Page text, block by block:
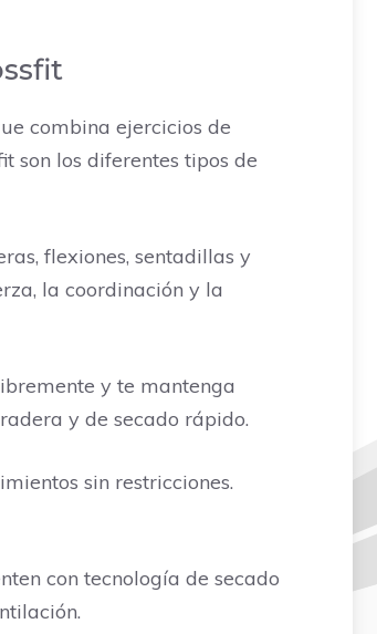
combina ejercicios de
son los diferentes tipos de
flexiones, sentadillas y
la coordinación y la
y te mantenga
y de secado rápido.
sin restricciones.
con tecnología de secado